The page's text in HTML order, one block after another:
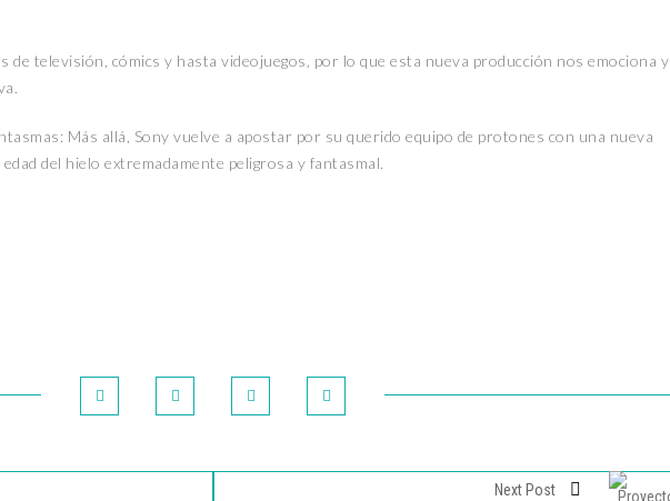
de televisión, cómics y hasta videojuegos, por lo que esta nueva producción nos emociona y
Más allá, Sony vuelve a apostar por su querido equipo de protones con una nueva
del hielo extremadamente peligrosa y fantasmal.
Next Post